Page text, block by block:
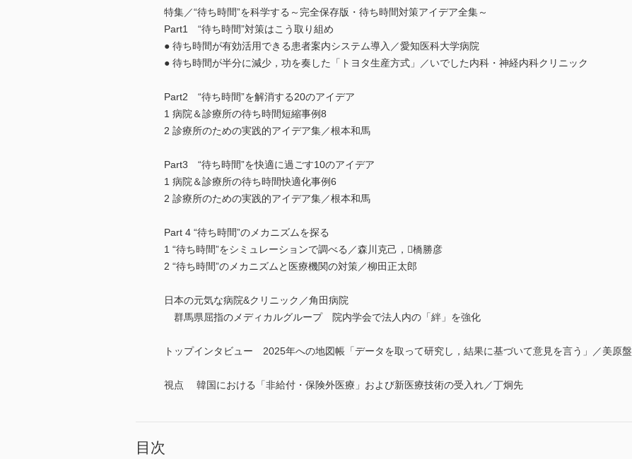
特集／“待ち時間”を科学する～完全保存版・待ち時間対策アイデア全集～
Part1 “待ち時間”対策はこう取り組め
● 待ち時間が有効活用できる患者案内システム導入／愛知医科大学病院
● 待ち時間が半分に減少，功を奏した「トヨタ生産方式」／いでした内科・神経内科クリニック
Part2 “待ち時間”を解消する20のアイデア
1 病院＆診療所の待ち時間短縮事例8
2 診療所のための実践的アイデア集／根本和馬
Part3 “待ち時間”を快適に過ごす10のアイデア
1 病院＆診療所の待ち時間快適化事例6
2 診療所のための実践的アイデア集／根本和馬
Part 4 “待ち時間”のメカニズムを探る
1 “待ち時間”をシミュレーションで調べる／森川克己，橋勝彦
2 “待ち時間”のメカニズムと医療機関の対策／柳田正太郎
日本の元気な病院&クリニック／角田病院
群馬県屈指のメディカルグループ 院内学会で法人内の「絆」を強化
トップインタビュー 2025年への地図帳「データを取って研究し，結果に基づいて意見を言う」／美原盤
視点 韓国における「非給付・保険外医療」および新医療技術の受入れ／丁炯先
目次